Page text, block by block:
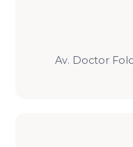
Av. Doctor